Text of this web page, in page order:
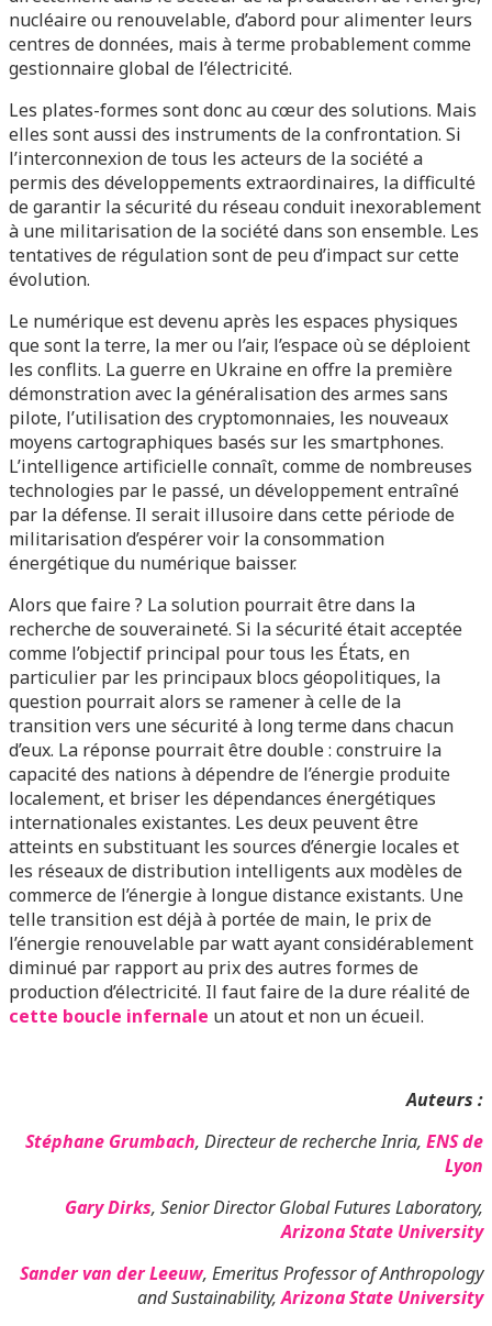
nucléaire ou renouvelable, d’abord pour alimenter leurs
centres de données, mais à terme probablement comme
gestionnaire global de l’électricité.
Les plates-formes sont donc au cœur des solutions. Mais
elles sont aussi des instruments de la confrontation. Si
l’interconnexion de tous les acteurs de la société a
permis des développements extraordinaires, la difficulté
de garantir la sécurité du réseau conduit inexorablement
à une militarisation de la société dans son ensemble. Les
tentatives de régulation sont de peu d’impact sur cette
évolution.
Le numérique est devenu après les espaces physiques
que sont la terre, la mer ou l’air, l’espace où se déploient
les conflits. La guerre en Ukraine en offre la première
démonstration avec la généralisation des armes sans
pilote, l’utilisation des cryptomonnaies, les nouveaux
moyens cartographiques basés sur les smartphones.
L’intelligence artificielle connaît, comme de nombreuses
technologies par le passé, un développement entraîné
par la défense. Il serait illusoire dans cette période de
militarisation d’espérer voir la consommation
énergétique du numérique baisser.
Alors que faire ? La solution pourrait être dans la
recherche de souveraineté. Si la sécurité était acceptée
comme l’objectif principal pour tous les États, en
particulier par les principaux blocs géopolitiques, la
question pourrait alors se ramener à celle de la
transition vers une sécurité à long terme dans chacun
d’eux. La réponse pourrait être double : construire la
capacité des nations à dépendre de l’énergie produite
localement, et briser les dépendances énergétiques
internationales existantes. Les deux peuvent être
atteints en substituant les sources d’énergie locales et
les réseaux de distribution intelligents aux modèles de
commerce de l’énergie à longue distance existants. Une
telle transition est déjà à portée de main, le prix de
l’énergie renouvelable par watt ayant considérablement
diminué par rapport au prix des autres formes de
production d’électricité. Il faut faire de la dure réalité de
cette boucle infernale un atout et non un écueil.
Auteurs :
Stéphane Grumbach, Directeur de recherche Inria, ENS de
Lyon
Gary Dirks, Senior Director Global Futures Laboratory,
Arizona State University
Sander van der Leeuw, Emeritus Professor of Anthropology
and Sustainability,Arizona State University